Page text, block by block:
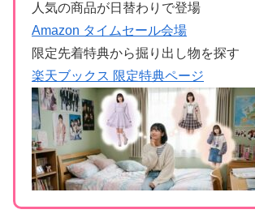
人気の商品が日替わりで登場
Amazon タイムセール会場
限定先着特典から掘り出し物を探す
楽天ブックス 限定特典ページ